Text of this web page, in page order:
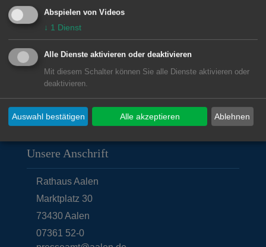
Unsere Anschrift
Rathaus Aalen
Marktplatz 30
73430Aalen
07361 52-0
Abspielen von Videos
↓ 1 Dienst
Alle Dienste aktivieren oder deaktivieren
Mit diesem Schalter können Sie alle Dienste aktivieren oder
deaktivieren.
Ablehnen
Auswahl bestätigen Alle akzeptieren